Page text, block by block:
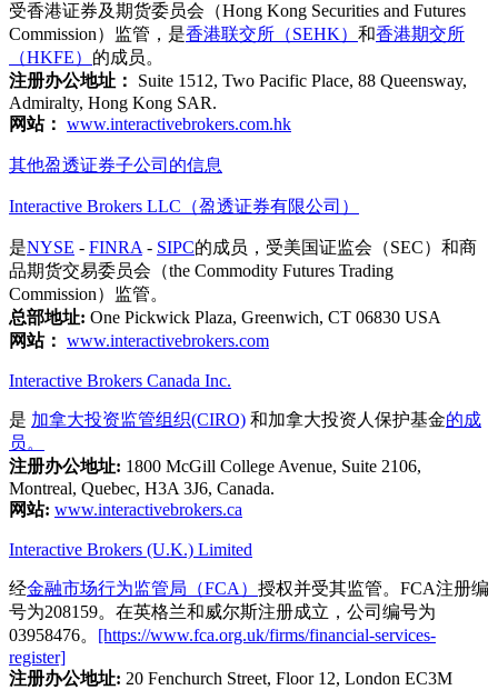
受香港证券及期货委员会（Hong Kong Securities and Futures
Commission）监管，是香港联交所（SEHK） 和香港期交所
（HKFE） 的成员。
注册办公地址：
Suite 1512, Two Pacific Place, 88 Queensway,
Admiralty, Hong Kong SAR.
网站： www.interactivebrokers.com.hk
其他盈透证券子公司的信息
Interactive Brokers LLC（盈透证券有限公司）
是NYSE - FINRA - SIPC的成员，受美国证监会（SEC）和商
品期货交易委员会（the Commodity Futures Trading
Commission）监管。
总部地址: One Pickwick Plaza, Greenwich, CT 06830 USA
网站： www.interactivebrokers.com
Interactive Brokers Canada Inc.
是 加拿大投资监管组织(CIRO) 和加拿大投资人保护基金的成
员。
注册办公地址: 1800 McGill College Avenue, Suite 2106,
Montreal, Quebec, H3A 3J6, Canada.
网站: www.interactivebrokers.ca
Interactive Brokers (U.K.) Limited
经金融市场行为监管局（FCA） 授权并受其监管。FCA注册编
号为208159。在英格兰和威尔斯注册成立，公司编号为
03958476。 [https://www.fca.org.uk/firms/financial-services-
register]
注册办公地址: 20 Fenchurch Street, Floor 12, London EC3M